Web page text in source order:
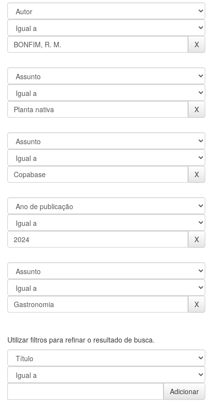
Utilizar filtros para refinar o resultado de busca.